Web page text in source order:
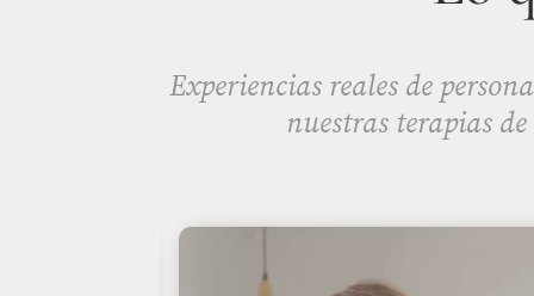
Experiencias reales de
nuestras terapias